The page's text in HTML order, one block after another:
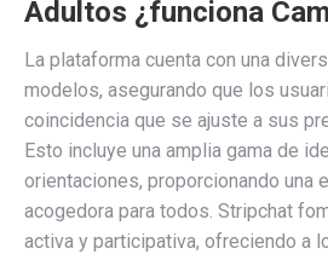
Adultos ¿funciona
La plataforma cuenta con una
modelos, asegurando que los
coincidencia que se ajuste a sus
Esto incluye una amplia gama de
orientaciones, proporcionando una
acogedora para todos. Stripchat
activa y participativa, ofreciendo a